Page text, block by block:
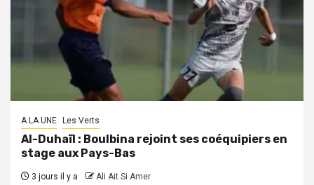
A LA UNE Les Verts
Al-Duhaïl : Boulbina rejoint ses coéquipiers en
stage aux Pays-Bas
3 jours il y a Ali Ait Si Amer